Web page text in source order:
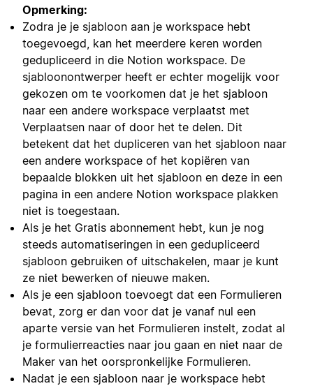
Opmerking:
Zodra je je sjabloon aan je workspace hebt
toegevoegd, kan het meerdere keren worden
gedupliceerd in die Notion workspace. De
sjabloonontwerper heeft er echter mogelijk voor
gekozen om te voorkomen dat je het sjabloon
naar een andere workspace verplaatst met
Verplaatsen naar of door het te delen. Dit
betekent dat het dupliceren van het sjabloon naar
een andere workspace of het kopiëren van
bepaalde blokken uit het sjabloon en deze in een
pagina in een andere Notion workspace plakken
niet is toegestaan.
Als je het Gratis abonnement hebt, kun je nog
steeds automatiseringen in een gedupliceerd
sjabloon gebruiken of uitschakelen, maar je kunt
ze niet bewerken of nieuwe maken.
Als je een sjabloon toevoegt dat een Formulieren
bevat, zorg er dan voor dat je vanaf nul een
aparte versie van het Formulieren instelt, zodat al
je formulierreacties naar jou gaan en niet naar de
Maker van het oorspronkelijke Formulieren.
Nadat je een sjabloon naar je workspace hebt